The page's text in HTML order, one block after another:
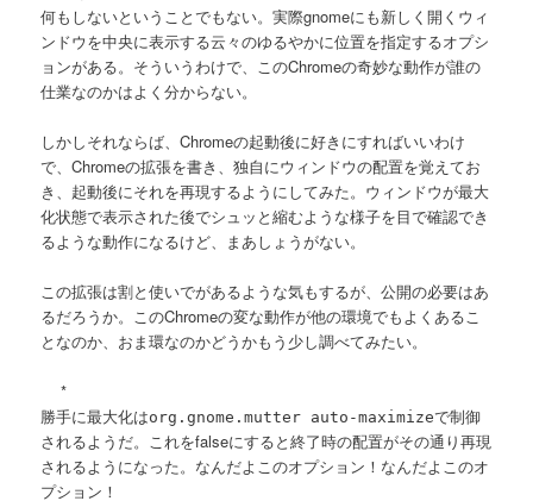
何もしないということでもない。実際gnomeにも新しく開くウィ
ンドウを中央に表示する云々のゆるやかに位置を指定するオプシ
ョンがある。そういうわけで、このChromeの奇妙な動作が誰の
仕業なのかはよく分からない。
しかしそれならば、Chromeの起動後に好きにすればいいわけ
で、Chromeの拡張を書き、独自にウィンドウの配置を覚えてお
き、起動後にそれを再現するようにしてみた。ウィンドウが最大
化状態で表示された後でシュッと縮むような様子を目で確認でき
るような動作になるけど、まあしょうがない。
この拡張は割と使いでがあるような気もするが、公開の必要はあ
るだろうか。このChromeの変な動作が他の環境でもよくあるこ
となのか、おま環なのかどうかもう少し調べてみたい。
*
勝手に最大化はorg.gnome.mutter auto-maximizeで制御
されるようだ。これをfalseにすると終了時の配置がその通り再現
されるようになった。なんだよこのオプション！なんだよこのオ
プション！